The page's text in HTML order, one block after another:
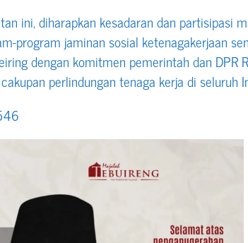
ini, diharapkan kesadaran dan partisipasi
program jaminan sosial ketenagakerjaan
dengan komitmen pemerintah dan DPR
perlindungan tenaga kerja di seluruh